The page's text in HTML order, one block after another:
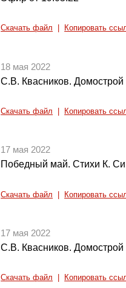
Скачать файл Копировать
18 мая 2022
С.В. Квасников. Домострой
Скачать файл Копировать
17 мая 2022
Победный май. Стихи К.
Скачать файл Копировать
17 мая 2022
С.В. Квасников. Домострой
Скачать файл Копировать